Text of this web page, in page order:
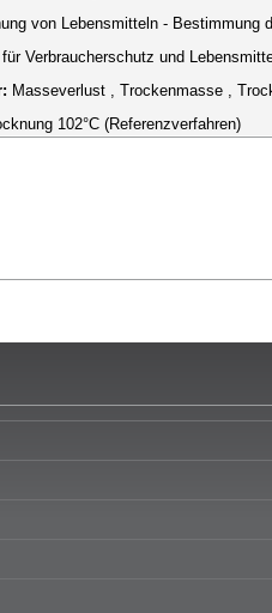
von Lebensmitteln - Bestimmung
Verbraucherschutz und
Masseverlust , Trockenmasse ,
102°C (Referenzverfahren)